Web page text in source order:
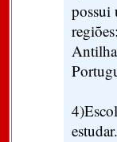
possui
estudar.